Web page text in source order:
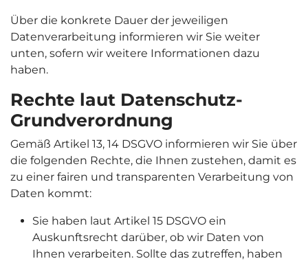
Über die konkrete Dauer der jeweiligen
Datenverarbeitung informieren wir Sie weiter
unten, sofern wir weitere Informationen dazu
haben.
Rechte laut Datenschutz-
Grundverordnung
Gemäß Artikel 13, 14 DSGVO informieren wir Sie über
die folgenden Rechte, die Ihnen zustehen, damit es
zu einer fairen und transparenten Verarbeitung von
Daten kommt:
Sie haben laut Artikel 15 DSGVO ein
Auskunftsrecht darüber, ob wir Daten von
Ihnen verarbeiten. Sollte das zutreffen, haben